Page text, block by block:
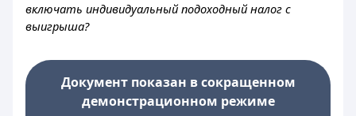
включать индивидуальный подоходный налог с
выигрыша?
Документ показан в сокращенном
демонстрационном режиме